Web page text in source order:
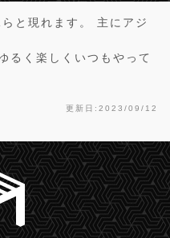
と現れます。 主にアジ
るく楽しくいつもやって
更新日:2023/09/12